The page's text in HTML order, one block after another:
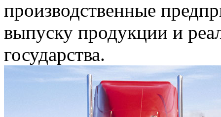
производственные
выпуску продукции и
государства.